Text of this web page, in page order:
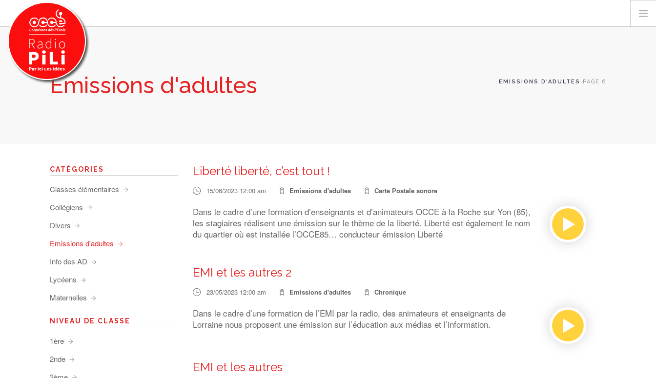
PRÉSENTATION
GRILLE DES PROGRAMMES
RECHERCHER
Emissions d'adultes EMISSIONS D'ADULTES PAGE 6
Liberté liberté, c’est tout !
15/06/2023 12:00 am Emissions d'adultes Carte Postale sonore
Dans le cadre d’une formation d’enseignants et d’animateurs OCCE à la Roche sur Yon (85),
les stagiaires réalisent une émission sur le thème de la liberté. Liberté est également le nom
du quartier où est installée l’OCCE85… conducteur émission Liberté
EMI et les autres 2
23/05/2023 12:00 am Emissions d'adultes Chronique
Dans le cadre d’une formation de l’EMI par la radio, des animateurs et enseignants de
Lorraine nous proposent une émission sur l’éducation aux médias et l’information.
EMI et les autres
CATÉGORIES
Classes élémentaires
Collégiens
Divers
Emissions d'adultes
Info des AD
Lycéens
Maternelles
NIVEAU DE CLASSE
1ère
2nde